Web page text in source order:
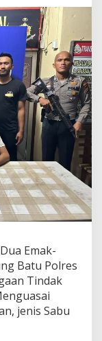
Emak-
Batu Polres
Tindak
jenis Sabu